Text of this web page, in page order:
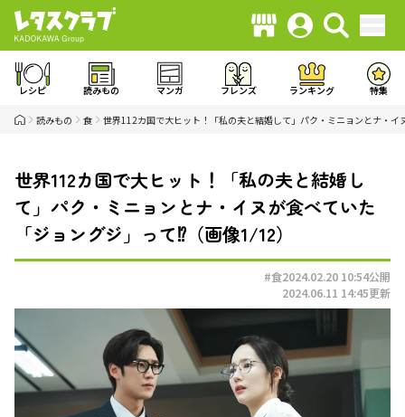
レシピ 読みもの マンガ フレンズ ランキング 特集
読みもの 食 世界112カ国で大ヒット！「私の夫と結婚して」パク・ミニョンとナ・
世界112カ国で大ヒット！「私の夫と結婚し
て」パク・ミニョンとナ・イヌが食べていた
「ジョングジ」って⁉（画像1/12）
#食2024.02.20 10:54公開
2024.06.11 14:45更新